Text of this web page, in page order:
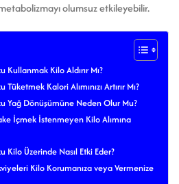
olumsuz etkileyebilir.
Kullanmak Kilo Aldırır Mı?
Kalori Alımınızı Artırır Mı?
Yağ Dönüşümüne Neden Olur Mu?
İçmek İstenmeyen Kilo Alımına
Kilo Üzerinde Nasıl Etki Eder?
Kilo Korumanıza veya Vermenize